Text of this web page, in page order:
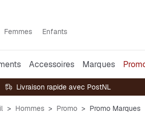
Femmes Enfants
Accessoires Marques
Livraison rapide avec PostNL
Hommes Promo Promo Marques